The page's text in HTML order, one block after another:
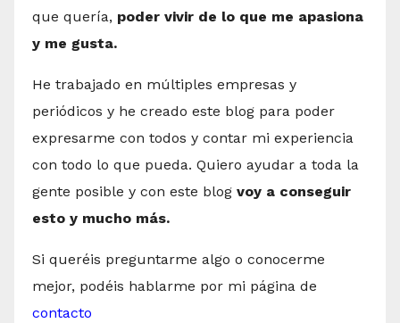
que quería, poder vivir de lo que me apasiona
y me gusta.
He trabajado en múltiples empresas y
periódicos y he creado este blog para poder
expresarme con todos y contar mi experiencia
con todo lo que pueda. Quiero ayudar a toda la
gente posible y con este blog voy a conseguir
esto y mucho más.
Si queréis preguntarme algo o conocerme
mejor, podéis hablarme por mi página de
contacto